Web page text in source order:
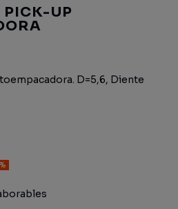
PICK-UP
D=5,6, Diente